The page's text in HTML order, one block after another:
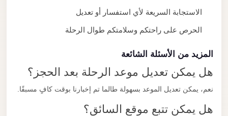
الاستجابة السريعة لأي استفسار أو تعديل
الحرص على راحتكم وسلامتكم طوال الرحلة
المزيد من الأسئلة الشائعة
هل يمكن تعديل موعد الرحلة بعد الحجز؟
نعم، يمكن تعديل الموعد بسهولة طالما تم إخبارنا بوقت كافٍ مسبقًا.
هل يمكن تتبع موقع السائق؟